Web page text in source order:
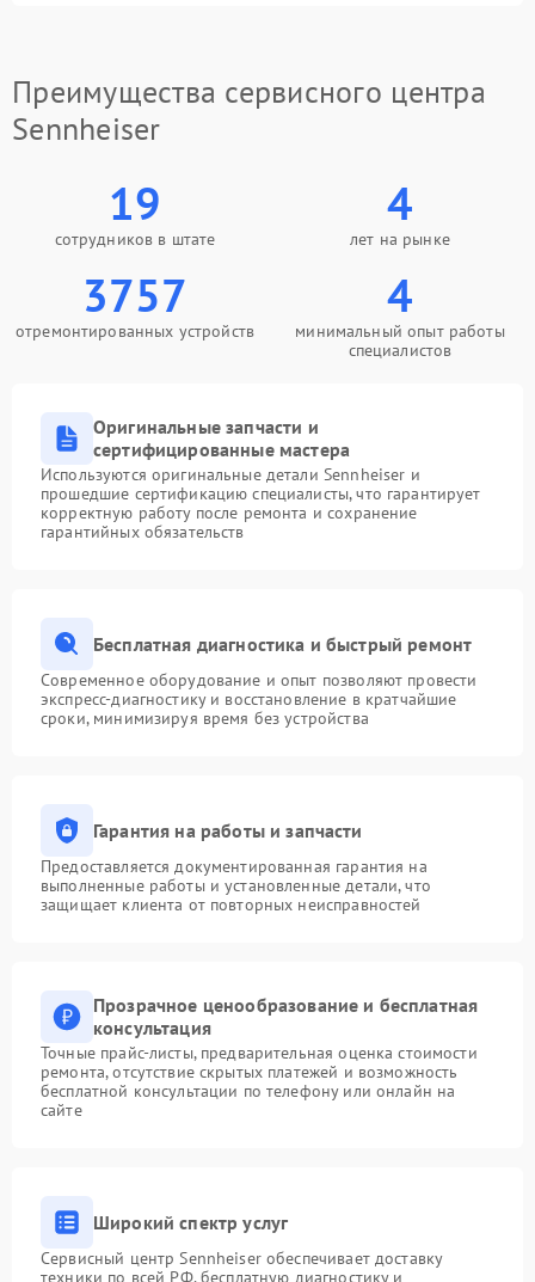
Преимущества сервисного центра
Sennheiser
19
сотрудников в штате
4
лет на рынке
3757
отремонтированных устройств
4
минимальный опыт работы
специалистов
Оригинальные запчасти и
сертифицированные мастера
Используются оригинальные детали Sennheiser и
прошедшие сертификацию специалисты, что гарантирует
корректную работу после ремонта и сохранение
гарантийных обязательств
Бесплатная диагностика и быстрый ремонт
Современное оборудование и опыт позволяют провести
экспресс-диагностику и восстановление в кратчайшие
сроки, минимизируя время без устройства
Гарантия на работы и запчасти
Предоставляется документированная гарантия на
выполненные работы и установленные детали, что
защищает клиента от повторных неисправностей
Прозрачное ценообразование и бесплатная
консультация
Точные прайс-листы, предварительная оценка стоимости
ремонта, отсутствие скрытых платежей и возможность
бесплатной консультации по телефону или онлайн на
сайте
Широкий спектр услуг
Сервисный центр Sennheiser обеспечивает доставку
техники по всей РФ, бесплатную диагностику и